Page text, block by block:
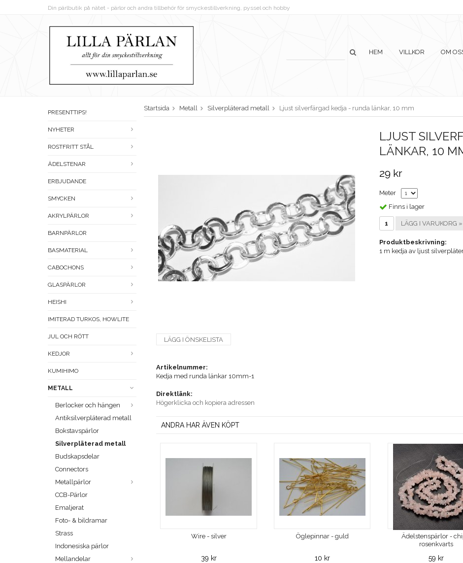
Din pärlbutik på nätet - pärlor och andra tillbehör för smyckestillverkning, pyssel och hobby
HEM VILLKOR OM
PRESENTTIPS!
NYHETER
ROSTFRITT STÅL
ÄDELSTENAR
ERBJUDANDE
SMYCKEN
AKRYLPÄRLOR
BARNPÄRLOR
BASMATERIAL
CABOCHONS
GLASPÄRLOR
HEISHI
IMITERAD TURKOS, HOWLITE
JUL OCH RÖTT
KEDJOR
KUMIHIMO
METALL
Berlocker och hängen
Antiksilverpläterad metall
Bokstavspärlor
Silverpläterad metall
Budskapsdelar
Connectors
Metallpärlor
CCB-Pärlor
Emaljerat
Foto- & bildramar
Strass
Indonesiska pärlor
Mellandelar
Startsida Metall Silverpläterad metall Ljust silverfärgad kedja - runda länkar, 10 mm
LJUST
LÄNKAR, 10
29 kr
Meter
Finns i lager
LÄGG I VARUKORG »
Produktbeskrivning:
1 m kedja av ljust
LÄGG I ÖNSKELISTA
Artikelnummer:
Kedja med runda länkar 10mm-1
Direktlänk:
Högerklicka och kopiera adressen
ANDRA HAR ÄVEN KÖPT
Wire - silver
39 kr
Öglepinnar - guld
10 kr
Ädelstenspärlor -
rosenkvarts
59 kr